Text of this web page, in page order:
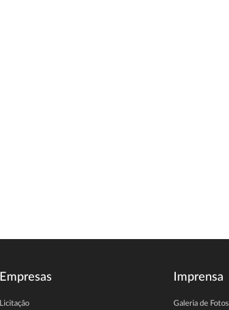
Empresas
Licitação
Imprensa
Galeria de Fotos